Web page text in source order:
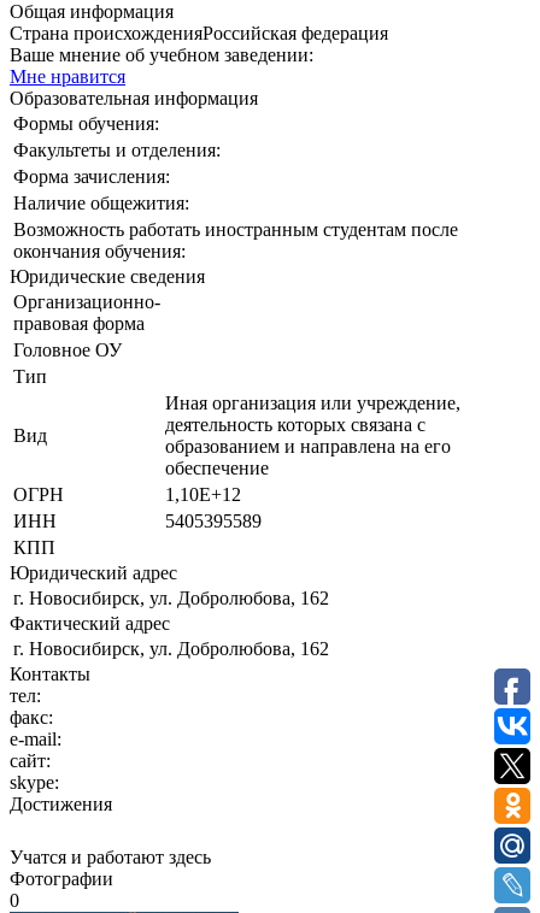
Общая информация
Страна происхожденияРоссийская федерация
Ваше мнение об учебном заведении:
Мне нравится
Образовательная информация
Формы обучения:
Факультеты и отделения:
Форма зачисления:
Наличие общежития:
Возможность работать иностранным студентам после
окончания обучения:
Юридические сведения
Организационно-
правовая форма
Головное ОУ
Тип
Вид
Иная организация или учреждение,
деятельность которых связана с
образованием и направлена на его
обеспечение
ОГРН
1,10E+12
ИНН
5405395589
КПП
Юридический адрес
г. Новосибирск, ул. Добролюбова, 162
Фактический адрес
г. Новосибирск, ул. Добролюбова, 162
Контакты
тел:
факс:
e-mail:
сайт:
skype:
Достижения
Учатся и работают здесь
Фотографии
0